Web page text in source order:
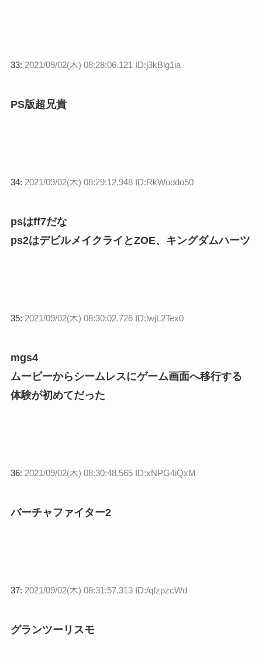
33: 2021/09/02(木) 08:28:06.121 ID:j3kBlg1ia
PS版超兄貴
34: 2021/09/02(木) 08:29:12.948 ID:RkWoddo50
psはff7だな
ps2はデビルメイクライとZOE、キングダムハーツ
35: 2021/09/02(木) 08:30:02.726 ID:lwjL2Tex0
mgs4
ムービーからシームレスにゲーム画面へ移行する
体験が初めてだった
36: 2021/09/02(木) 08:30:48.565 ID:xNPG4iQxM
バーチャファイター2
37: 2021/09/02(木) 08:31:57.313 ID:/qfzpzcWd
グランツーリスモ